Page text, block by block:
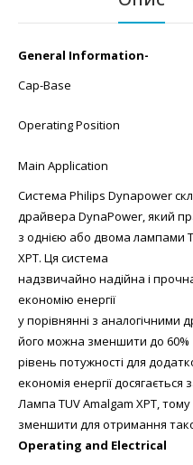
General Information-
Cap-Base
Operating Position
Main Application
Система Philips Dynapower
драйвера DynaPower, який
з однією або двома лампами
XPT. Ця система
надзвичайно надійна і
економію енергії
у порівнянні з аналогічними
його можна зменшити до 60%
рівень потужності для
економія енергії досягається
Лампа TUV Amalgam XPT,
зменшити для отримання
Operating and Electrical